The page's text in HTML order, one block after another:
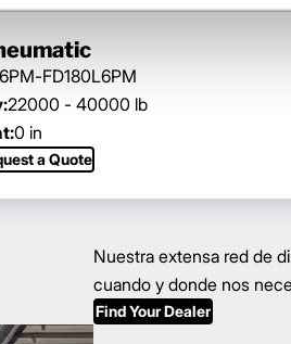
FD180L6PM
22000 - 40000 lb
0 in
a Quote
Nuestra extensa red de
cuando y donde nos
Find Your Dealer